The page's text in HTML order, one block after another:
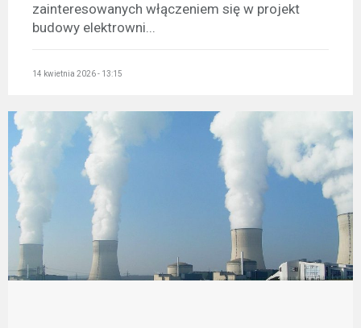
zainteresowanych włączeniem się w projekt
budowy elektrowni...
14 kwietnia 2026 - 13:15